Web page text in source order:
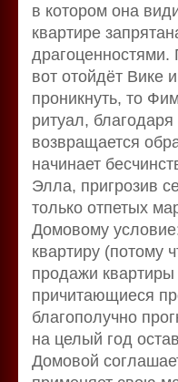
в котором она
квартире
драгоценностями.
вот отойдёт Вике
проникнуть, то
ритуал,
возвращается
начинает
Элла, пригрозив
только отпетых
Домовому
квартиру (потому
продажи
причитающиеся
благополучно
на целый год
Домовой